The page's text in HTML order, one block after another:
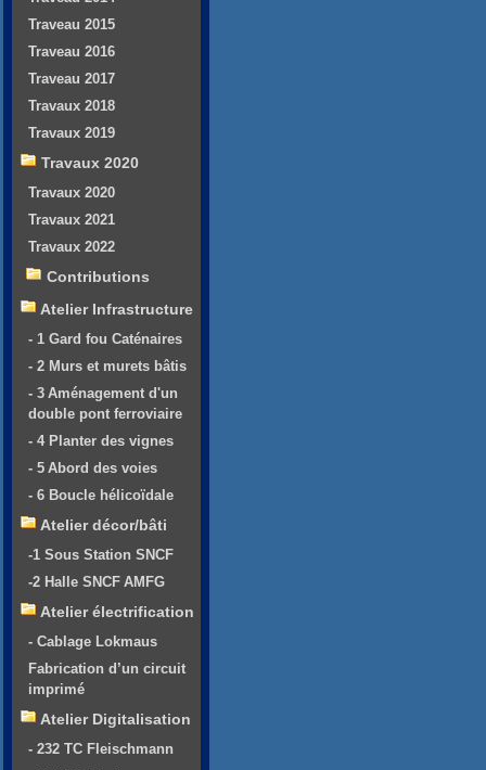
Traveau 2015
Traveau 2016
Traveau 2017
Travaux 2018
Travaux 2019
Travaux 2020
Travaux 2020
Travaux 2021
Travaux 2022
Contributions
Atelier Infrastructure
- 1 Gard fou Caténaires
- 2 Murs et murets bâtis
- 3 Aménagement d'un
double pont ferroviaire
- 4 Planter des vignes
- 5 Abord des voies
- 6 Boucle hélicoïdale
Atelier décor/bâti
-1 Sous Station SNCF
-2 Halle SNCF AMFG
Atelier électrification
- Cablage Lokmaus
Fabrication d’un circuit
imprimé
Atelier Digitalisation
- 232 TC Fleischmann